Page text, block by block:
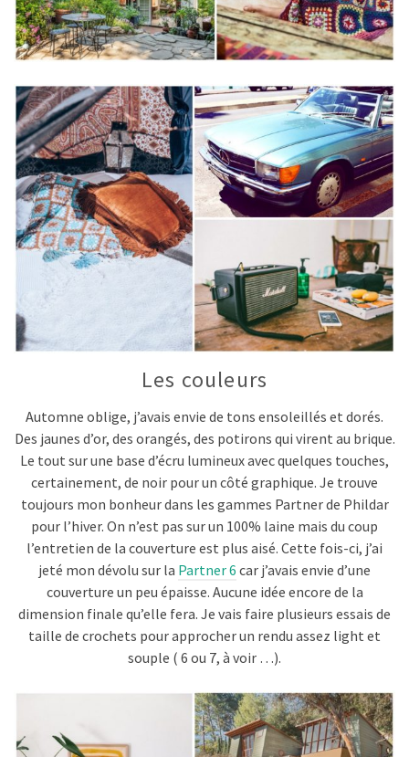
Les couleurs
Automne oblige, j’avais envie de tons ensoleillés et dorés.
Des jaunes d’or, des orangés, des potirons qui virent au brique.
Le tout sur une base d’écru lumineux avec quelques touches,
certainement, de noir pour un côté graphique. Je trouve
toujours mon bonheur dans les gammes Partner de Phildar
pour l’hiver. On n’est pas sur un 100% laine mais du coup
l’entretien de la couverture est plus aisé. Cette fois-ci, j’ai
jeté mon dévolu sur la Partner 6 car j’avais envie d’une
couverture un peu épaisse. Aucune idée encore de la
dimension finale qu’elle fera. Je vais faire plusieurs essais de
taille de crochets pour approcher un rendu assez light et
souple ( 6 ou 7, à voir …).